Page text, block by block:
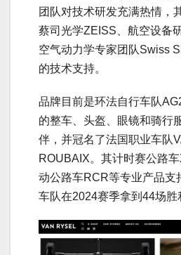
团队对技术研发充满热情，
蔡司光学ZEISS、航空设备
空气动力学专家团队Swiss
的技术支持。
品牌目前是环法自行车队
的整车、头盔、眼镜和骑行
伴，并冠名了法国职业车队
ROUBAIX。其计时赛公路
动公路车RCR等专业产品支
车队在2024赛季拿到44场胜